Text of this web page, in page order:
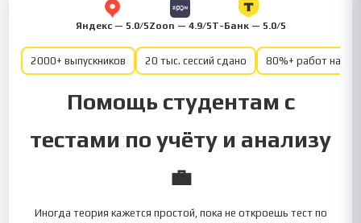
Яндекс — 5.0/5Zoon — 4.9/5Т-Банк — 5.0/5
2000+ выпускников 20 тыс. сессий сдано 80%+ работ на
Помощь студентам с
тестами по учёту и анализу
💼
Иногда теория кажется простой, пока не откроешь тест по